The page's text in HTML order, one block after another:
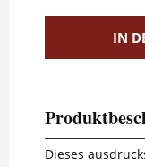
IN
Dieses